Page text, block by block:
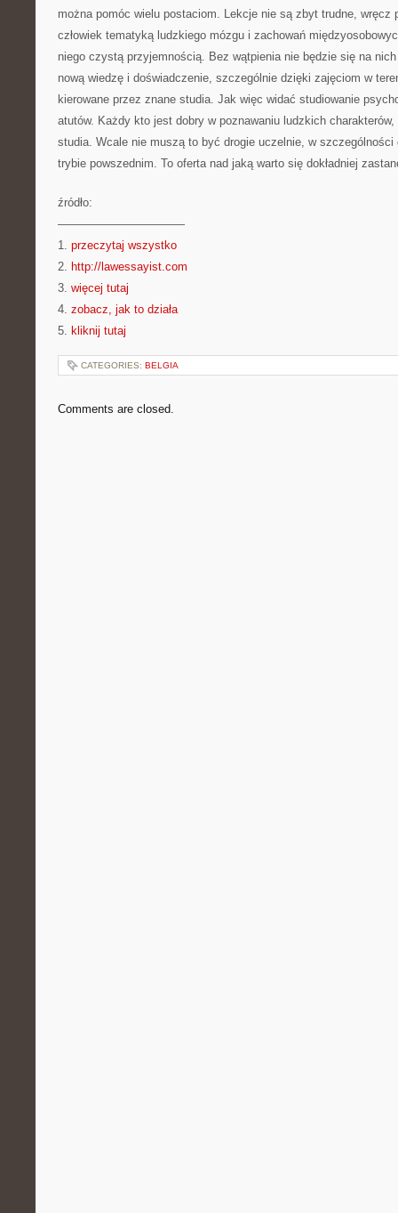
można pomóc wielu postaciom. Lekcje nie są zbyt trudne, wręcz
człowiek tematyką ludzkiego mózgu i zachowań
niego czystą przyjemnością. Bez wątpienia nie będzie się na nich
nową wiedzę i doświadczenie, szczególnie dzięki zajęciom w
kierowane przez znane studia. Jak więc widać studiowanie
atutów. Każdy kto jest dobry w poznawaniu ludzkich
studia. Wcale nie muszą to być drogie uczelnie, w szczególności
trybie powszednim. To oferta nad jaką warto się dokładniej
źródło:
———————————
1. przeczytaj wszystko
2. http://lawessayist.com
3. więcej tutaj
4. zobacz, jak to działa
5. kliknij tutaj
CATEGORIES: BELGIA
Comments are closed.